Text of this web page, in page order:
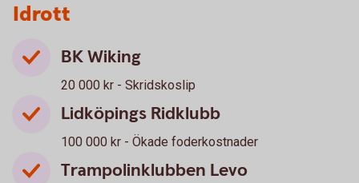
Idrott
BK Wiking
20 000 kr - Skridskoslip
Lidköpings Ridklubb
100 000 kr - Ökade foderkostnader
Trampolinklubben Levo